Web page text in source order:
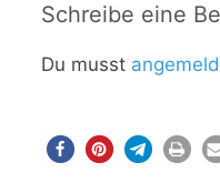
Schreibe eine
Du musst